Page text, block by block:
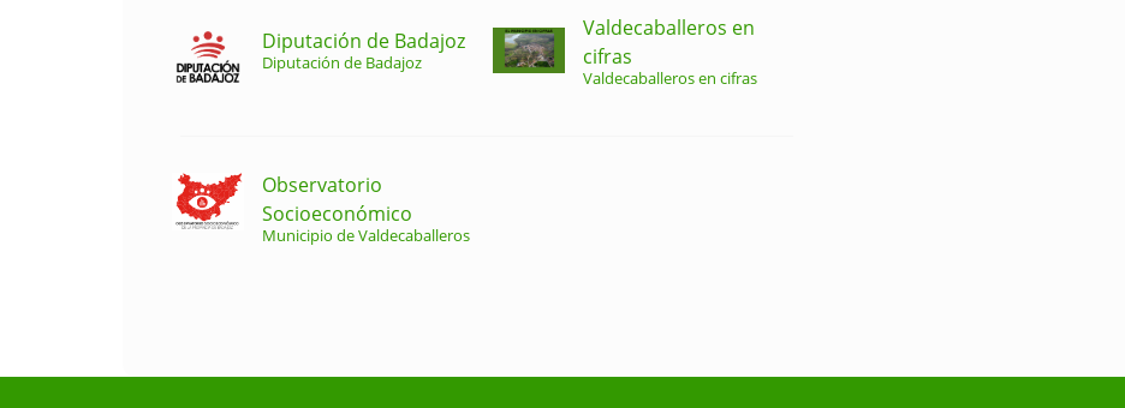
Diputación de Badajoz
Diputación de Badajoz
Valdecaballeros en
cifras
Valdecaballeros en cifras
Observatorio
Socioeconómico
Municipio de Valdecaballeros